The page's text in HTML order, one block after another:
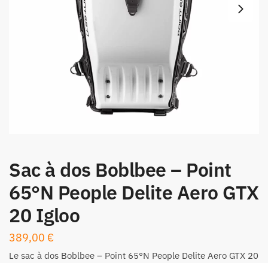
Sac à dos Boblbee – Point
65°N People Delite Aero GTX
20 Igloo
389,00 €
Le sac à dos Boblbee – Point 65°N People Delite Aero GTX 20